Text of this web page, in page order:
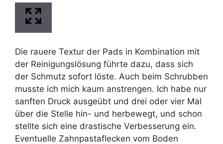
Die rauere Textur der Pads in Kombination mit
der Reinigungslösung führte dazu, dass sich
der Schmutz sofort löste. Auch beim Schrubben
musste ich mich kaum anstrengen. Ich habe nur
sanften Druck ausgeübt und drei oder vier Mal
über die Stelle hin- und herbewegt, und schon
stellte sich eine drastische Verbesserung ein.
Eventuelle Zahnpastaflecken vom Boden